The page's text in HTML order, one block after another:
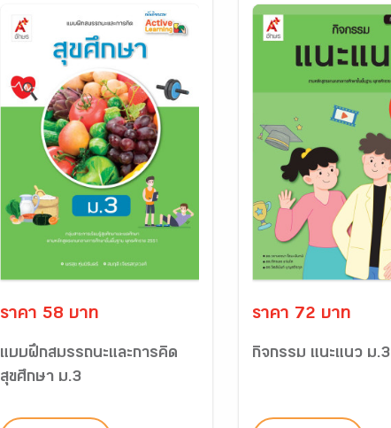
ราคา 58 บาท
แบบฝึกสมรรถนะและการคิด
สุขศึกษา ม.3
ราคา 72 บาท
กิจกรรม แนะแนว ม.3